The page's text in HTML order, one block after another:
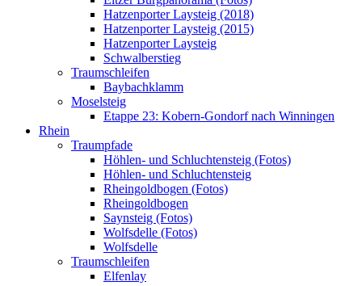
Hatzenporter Laysteig (2018)
Hatzenporter Laysteig (2015)
Hatzenporter Laysteig
Schwalberstieg
Traumschleifen
Baybachklamm
Moselsteig
Etappe 23: Kobern-Gondorf nach Winningen
Rhein
Traumpfade
Höhlen- und Schluchtensteig (Fotos)
Höhlen- und Schluchtensteig
Rheingoldbogen (Fotos)
Rheingoldbogen
Saynsteig (Fotos)
Wolfsdelle (Fotos)
Wolfsdelle
Traumschleifen
Elfenlay